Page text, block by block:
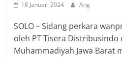
18 Januari 2024 Ang
SOLO – Sidang perkara
oleh PT Tisera Distribusindo
Muhammadiyah Jawa Barat